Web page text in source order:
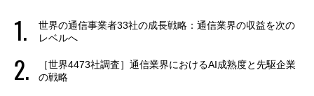
世界の通信事業者33社の成長戦略：通信業界の収益を次の
レベルへ
［世界4473社調査］通信業界におけるAI成熟度と先駆企業
の戦略